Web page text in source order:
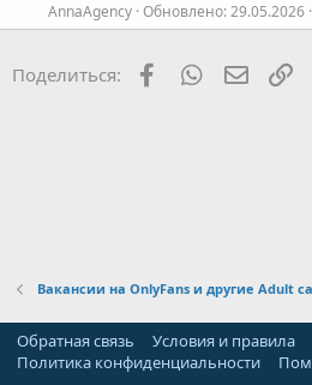
AnnaAgency Обновлено:29.05.2026
Поделиться: FacebookWhatsApp
Вакансии на OnlyFans и другие Adult
Обратная связь
Условия и правила
Политика конфиденциальности